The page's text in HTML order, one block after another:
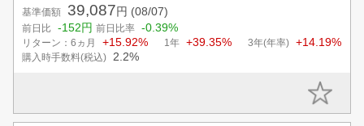
基準価額 39,087 円 (08/07)
前日比 -152円 前日比率 -0.39%
リターン：6ヵ月 +15.92% 1年 +39.35% 3年(年率) +14.19%
購入時手数料(税込) 2.2%